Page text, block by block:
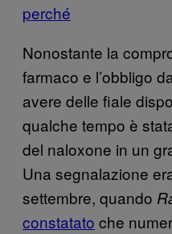
perché
Nonostante la
farmaco e l’obbligo
avere delle fiale
qualche tempo è
del naloxone in un
Una segnalazione
settembre, quando
constatato che